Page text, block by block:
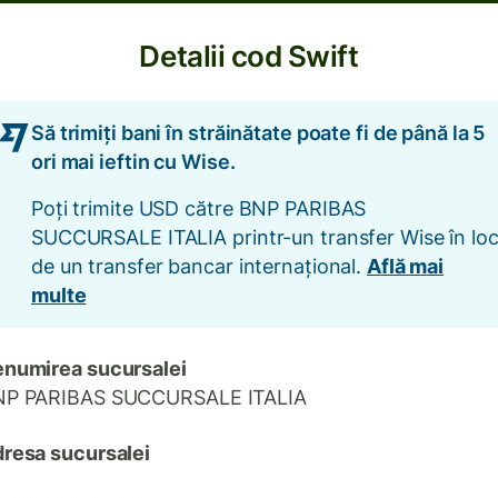
Detalii cod Swift
Să trimiți bani în străinătate poate fi de până la 5
ori mai ieftin cu Wise.
Poți trimite USD către BNP PARIBAS
SUCCURSALE ITALIA printr-un transfer Wise în loc
de un transfer bancar internațional. Află mai
multe
sucursalei
PARIBAS SUCCURSALE ITALIA
sucursalei